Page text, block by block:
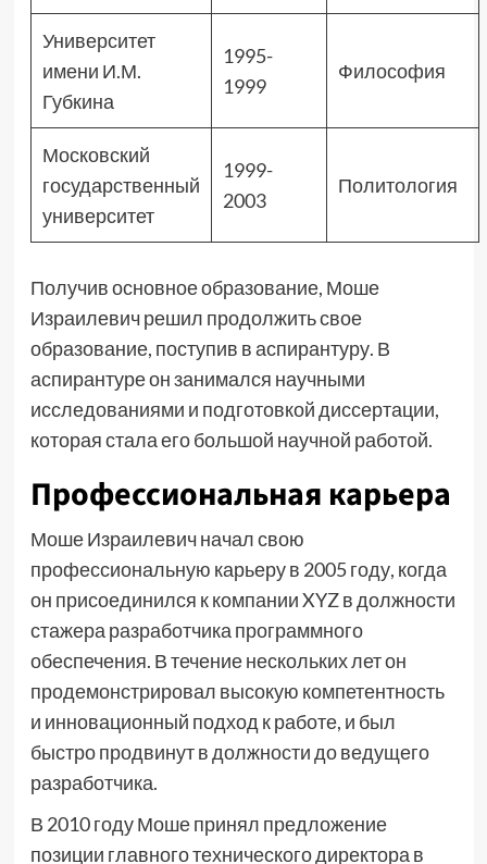
Университет
имени И.М.
Губкина
1995-
1999
Философия
Московский
государственный
университет
1999-
2003
Политология
Получив основное образование, Моше
Израилевич решил продолжить свое
образование, поступив в аспирантуру. В
аспирантуре он занимался научными
исследованиями и подготовкой диссертации,
которая стала его большой научной работой.
Профессиональная карьера
Моше Израилевич начал свою
профессиональную карьеру в 2005 году, когда
он присоединился к компании XYZ в должности
стажера разработчика программного
обеспечения. В течение нескольких лет он
продемонстрировал высокую компетентность
и инновационный подход к работе, и был
быстро продвинут в должности до ведущего
разработчика.
В 2010 году Моше принял предложение
позиции главного технического директора в